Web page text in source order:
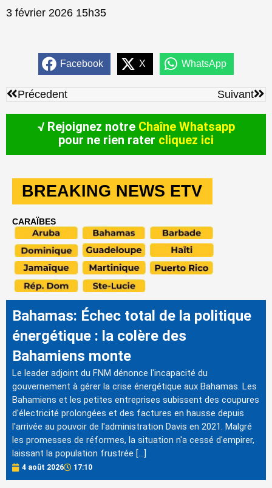
3 février 2026 15h35
Facebook X WhatsApp
Précédent
Précedent Suivant
√ Rejoignez notre Chaîne Whatsapp
pour ne rien rater cliquez ici
BREAKING NEWS ETV
CARAÏBES
Bahamas: Échec total de la politique
énergétique : la colère des
Bahamiens monte
Le leader adjoint du FNM dénonce l'incapacité du
gouvernement à gérer la crise énergétique aux Bahamas. Les
Bahamiens et les petites entreprises subissent des coupures
d'électricité prolongées et des factures en hausse depuis
l'arrivée au pouvoir de l'administration Davis en 2021. Malgré
les promesses de réformes, la situation n'a cessé d'empirer,
laissant la population frustrée […]
4 août 2026 17:10